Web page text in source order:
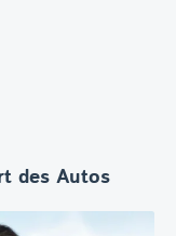
des Autos